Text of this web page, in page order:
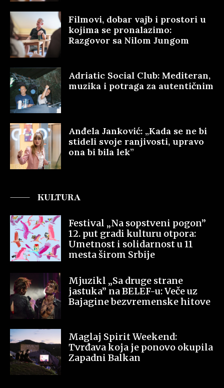
Filmovi, dobar vajb i prostori u
kojima se pronalazimo:
Razgovor sa Nilom Jungom
Adriatic Social Club: Mediteran,
muzika i potraga za autentičnim
Anđela Janković: „Kada se ne bi
stideli svoje ranjivosti, upravo
ona bi bila lek”
KULTURA
Festival „Na sopstveni pogon”
12. put gradi kulturu otpora:
Umetnost i solidarnost u 11
mesta širom Srbije
Mjuzikl „Sa druge strane
jastuka” na BELEF-u: Veče uz
Bajagine bezvremenske hitove
Maglaj Spirit Weekend:
Tvrđava koja je ponovo okupila
Zapadni Balkan